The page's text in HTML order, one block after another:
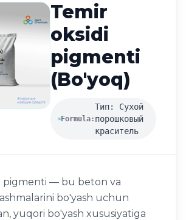
Temir
oksidi
pigmenti
(Bo'yoq)
Formula:
Тип: Сухой
порошковый
краситель
pigmenti — bu beton va
bo'yash uchun
yuqori bo'yash xususiyatiga